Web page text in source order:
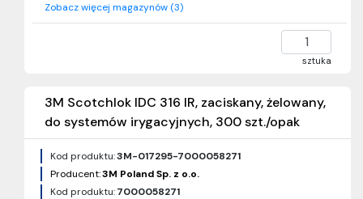
Zobacz więcej magazynów (3)
sztuka
3M Scotchlok IDC 316 IR, zaciskany, żelowany,
do systemów irygacyjnych, 300 szt./opak
Kod produktu:3M-017295-7000058271
Producent:3M Poland Sp. z o.o.
Kod produktu:7000058271